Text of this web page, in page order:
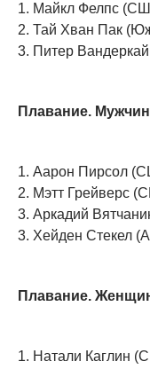
1. Майкл Фелпс
2. Тай Хван Пак
3. Питер
Плавание.
1. Аарон Пирсол
2. Мэтт Грейверс
3. Аркадий
3. Хейден Стекел
Плавание.
1. Натали Каглин